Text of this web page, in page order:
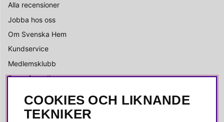
Alla recensioner
Jobba hos oss
Om Svenska Hem
Kundservice
Medlemsklubb
Press & media
SOCIALA MEDIER
COOKIES OCH LIKNANDE
TEKNIKER